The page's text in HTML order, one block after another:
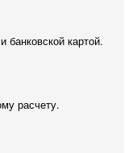
банковской картой.
расчету.